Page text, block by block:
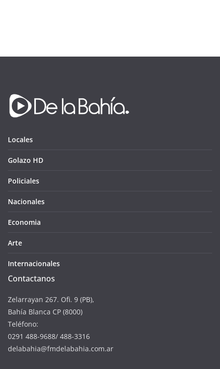
Locales
Golazo HD
Policiales
Nacionales
Economia
Arte
Internacionales
Contactanos
Zelarrayan 267. Ofi. 9 (PB),
Bahía Blanca CP (8000)
Teléfono:
0291 488-9688/ 488-3316
delabahia@fmdelabahia.com.ar